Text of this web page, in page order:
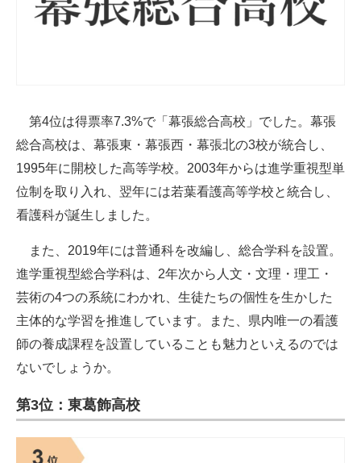
第4位は得票率7.3%で「幕張総合高校」でした。幕張
総合高校は、幕張東・幕張西・幕張北の3校が統合し、
1995年に開校した高等学校。2003年からは進学重視型単
位制を取り入れ、翌年には若葉看護高等学校と統合し、
看護科が誕生しました。
また、2019年には普通科を改編し、総合学科を設置。
進学重視型総合学科は、2年次から人文・文理・理工・
芸術の4つの系統にわかれ、生徒たちの個性を生かした
主体的な学習を推進しています。また、県内唯一の看護
師の養成課程を設置していることも魅力といえるのでは
ないでしょうか。
第3位：東葛飾高校